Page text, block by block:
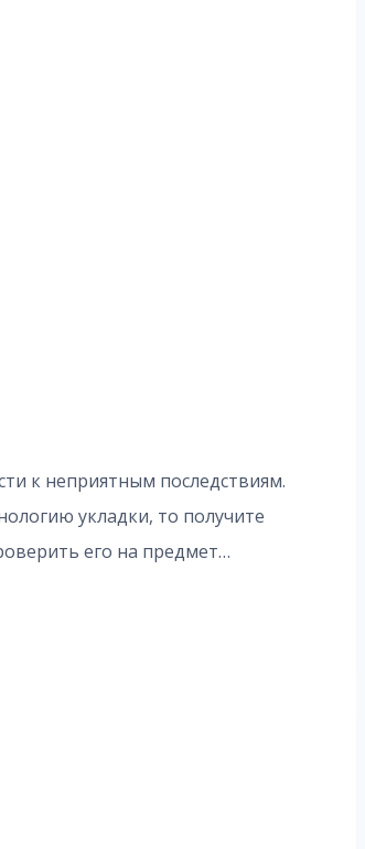
к неприятным последствиям.
укладки, то получите
его на предмет…